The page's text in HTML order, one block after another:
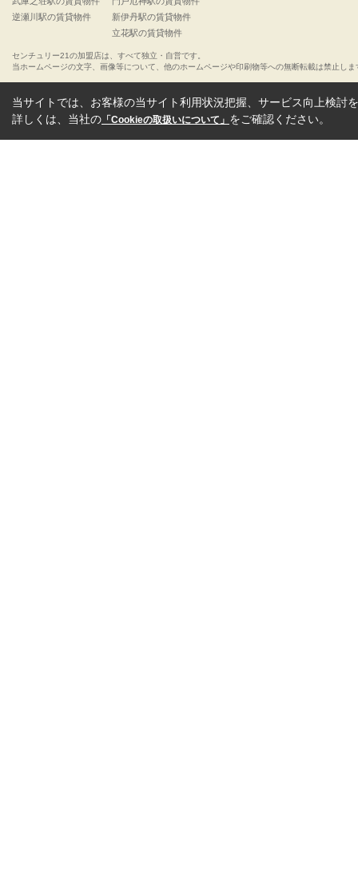
逆瀬川駅の賃貸物件
新伊丹駅の賃貸物件
立花駅の賃貸物件
センチュリー21の加盟店は、すべて独立・自営です。
当ホームページの文字、画像等について、他のホームページや印刷物等への無断転載は禁止しま
当サイトでは、お客様の当サイト利用状況把握、サービス向上検討
詳しくは、当社の 「Cookieの取扱いについて」 をご確認ください。